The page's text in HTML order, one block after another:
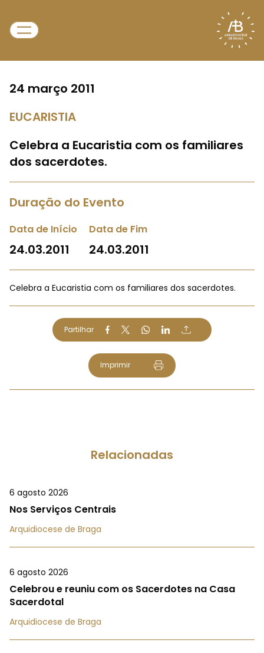
24 março 2011
EUCARISTIA
Celebra a Eucaristia com os familiares
dos sacerdotes.
Duração do Evento
Data de Início
24.03.2011
Data de Fim
24.03.2011
Celebra a Eucaristia com os familiares dos sacerdotes.
Partilhar
Imprimir
Relacionadas
6 agosto 2026
Nos Serviços Centrais
Arquidiocese de Braga
6 agosto 2026
Celebrou e reuniu com os Sacerdotes na Casa
Sacerdotal
Arquidiocese de Braga